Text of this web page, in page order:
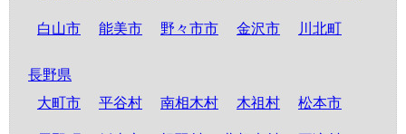
白山市 能美市 野々市市 金沢市 川北町
長野県
大町市
平谷村 南相木村 木祖村 松本市